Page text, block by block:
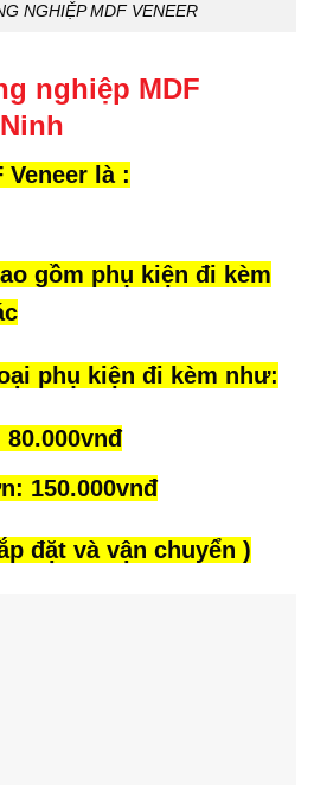
NGHIỆP MDF VENEER
nghiệp MDF
Veneer là :
gồm phụ kiện đi kèm
phụ kiện đi kèm như:
150.000vnđ
đặt và vận chuyển )